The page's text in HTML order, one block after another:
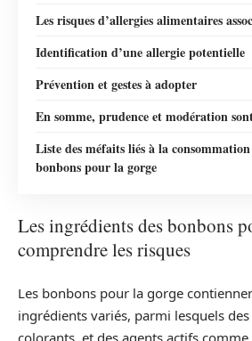
Les risques d’allergies alimentaires
Identification d’une allergie potentielle
Prévention et gestes à adopter
En somme, prudence et modération
Liste des méfaits liés à la consommation
bonbons pour la gorge
Les ingrédients des bonbons
comprendre les risques
Les bonbons pour la gorge
ingrédients variés, parmi lesquels
colorants, et des agents actifs